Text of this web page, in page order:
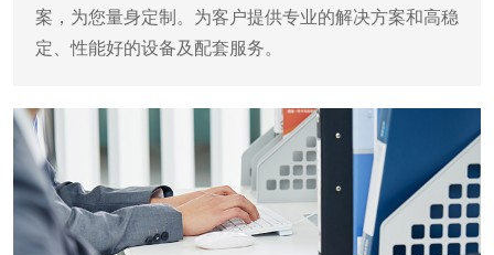
案，为您量身定制。为客户提供专业的解决方案和高稳
定、性能好的设备及配套服务。